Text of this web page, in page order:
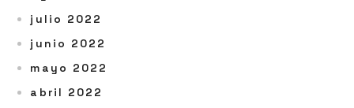
julio 2022
junio 2022
mayo 2022
abril 2022